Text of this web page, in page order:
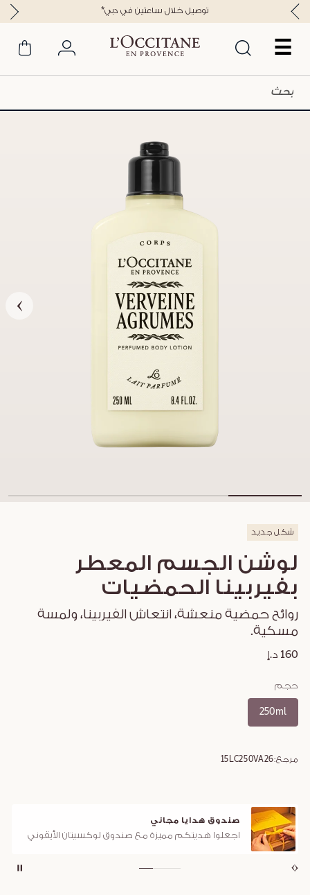
☰
*توصيل خلال ساعتين في دبي
شكل جديد
لوشن الجسم المعطر
بفيربينا الحمضيات
روائح حمضية منعشة، انتعاش الفيربينا، ولمسة
مسكية.
160 د.إ
حجم
250ml
مرجع:15LC250VA26
صندوق هدايا مجاني
اجعلوا هديتكم مميزة مع صندوق لوكسيتان الأيقوني